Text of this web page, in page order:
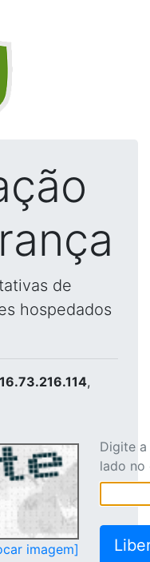
de
hospedados
,
imagem]
Digite
lado no